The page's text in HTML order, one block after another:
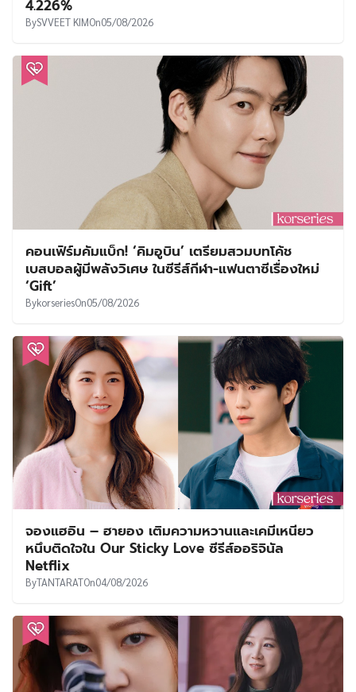
4.226%
BySVVEET KIMOn05/08/2026
คอนเฟิร์มคัมแบ็ก! ‘คิมอูบิน’ เตรียมสวมบทโค้ช
เบสบอลผู้มีพลังวิเศษ ในซีรีส์กีฬา-แฟนตาซีเรื่องใหม่
‘Gift’
BykorseriesOn05/08/2026
จองแฮอิน – ฮายอง เติมความหวานและเคมีเหนียว
หนึบติดใจใน Our Sticky Love ซีรีส์ออริจินัล
Netflix
ByTANTARATOn04/08/2026